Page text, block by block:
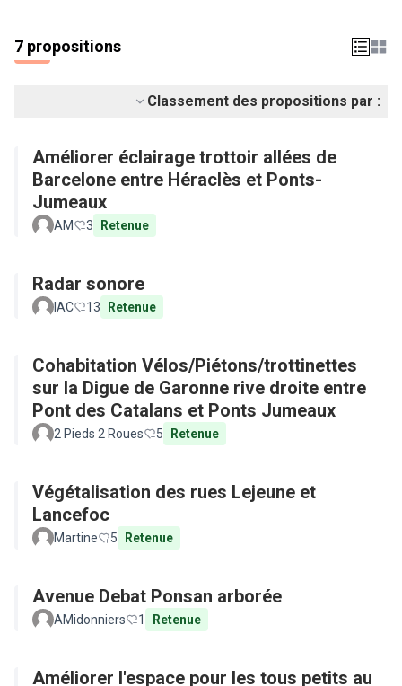
7 propositions
Classement des propositions par :
Améliorer éclairage trottoir allées de
Barcelone entre Héraclès et Ponts-
Jumeaux
AM 3 Retenue
Radar sonore
IAC 13 Retenue
Cohabitation Vélos/Piétons/trottinettes
sur la Digue de Garonne rive droite entre
Pont des Catalans et Ponts Jumeaux
2 Pieds 2 Roues 5 Retenue
Végétalisation des rues Lejeune et
Lancefoc
Martine 5 Retenue
Avenue Debat Ponsan arborée
AMidonniers 1 Retenue
Améliorer l'espace pour les tous petits au